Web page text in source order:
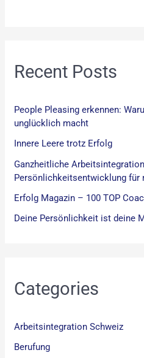
:Recent Posts
People Pleasing erkennen:
unglücklich macht
Innere Leere trotz Erfolg
Ganzheitliche
Persönlichkeitsentwicklung für
Erfolg Magazin – 100 TOP
Deine Persönlichkeit ist deine
Categories
Arbeitsintegration Schweiz
Berufung